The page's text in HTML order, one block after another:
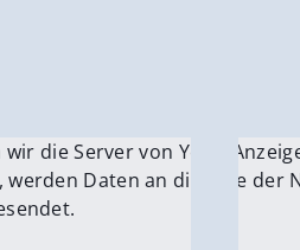
wir die Server von YouTube.
werden Daten an die Server
Für die
Wenn Sie der